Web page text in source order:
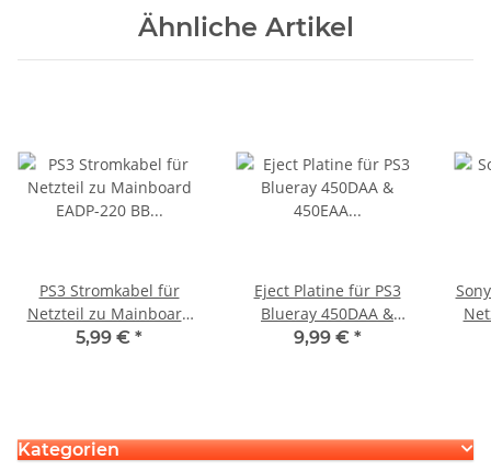
Ähnliche Artikel
PS3 Stromkabel für
Netzteil zu Mainboard
EADP-220 BB APS-250 - 4
5,99 € *
Eject Platine für PS3
Blueray 450DAA &
450EAA Laufwerk
9,99 € *
Kategorien